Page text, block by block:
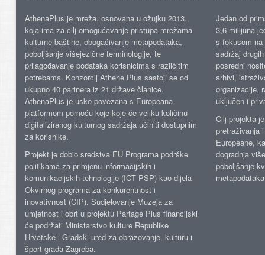
AthenaPlus je mreža, osnovana u ožujku 2013.,
koja ima za cilj omogućavanje pristupa mrežama
kulturne baštine, obogaćivanje metapodataka,
poboljšanje višejezične terminologije, te
prilagođavanje podataka korisnicima s različitim
potrebama. Konzorcij Athene Plus sastoji se od
ukupno 40 partnera iz 21 države članice.
AthenaPlus je usko povezana s Europeana
platformom pomoću koje koje će veliku količinu
digitaliziranog kulturnog sadržaja učiniti dostupnim
za korisnike.
Projekt je dobio sredstva EU Programa podrške
politikama za primjenu informacijskih i
komunikacijskih tehnologije (ICT PSP) kao dijela
Okvirnog programa za konkurentnost i
inovativnost (CIP). Sudjelovanje Muzeja za
umjetnost i obrt u projektu Partage Plus financijski
će podržati Ministarstvo kulture Republike
Hrvatske i Gradski ured za obrazovanje, kulturu i
šport grada Zagreba.
Jedan od
3,6 milijuna
s fokusom
sadržaj
posredni
arhivi,
organizacije,
uključen i
Cilj projekta
pretraživanja
Europeane,
dogradnja
poboljšanje